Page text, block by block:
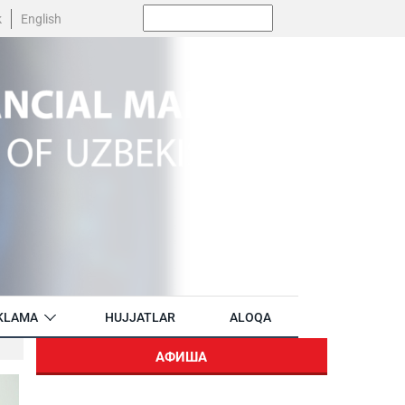
English
HUJJATLAR ALOQA
АФИША